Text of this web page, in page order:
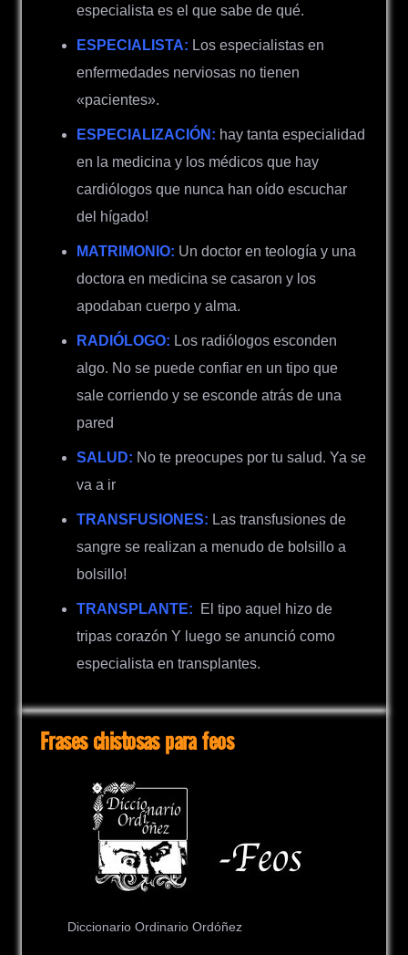
especialista es el que sabe de qué.
ESPECIALISTA: Los especialistas en
enfermedades nerviosas no tienen
«pacientes».
ESPECIALIZACIÓN: hay tanta especialidad
en la medicina y los médicos que hay
cardiólogos que nunca han oído escuchar
del hígado!
MATRIMONIO: Un doctor en teología y una
doctora en medicina se casaron y los
apodaban cuerpo y alma.
RADIÓLOGO: Los radiólogos esconden
algo. No se puede confiar en un tipo que
sale corriendo y se esconde atrás de una
pared
SALUD: No te preocupes por tu salud. Ya se
va a ir
TRANSFUSIONES: Las transfusiones de
sangre se realizan a menudo de bolsillo a
bolsillo!
TRANSPLANTE:
El tipo aquel hizo de
tripas corazón Y luego se anunció como
especialista en transplantes.
Frases chistosas para feos
Diccionario Ordinario Ordóñez